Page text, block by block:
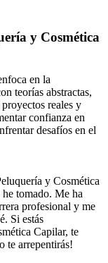
y Cosmética
en la
teorías abstractas,
reales y
confianza en
desafíos en el
y Cosmética
tomado. Me ha
profesional y me
Si estás
Capilar, te
te arrepentirás!